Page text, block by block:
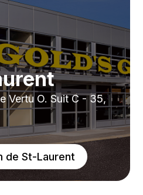
Vertu O. Suit C - 35,
de St-Laurent